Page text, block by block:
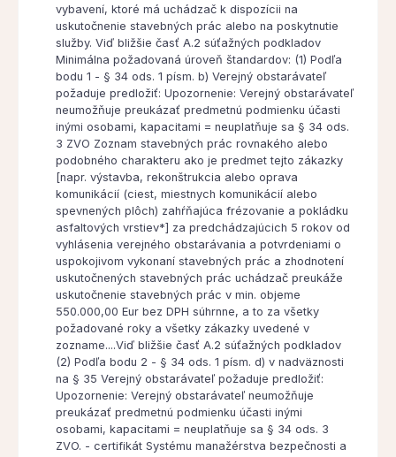
vybavení, ktoré má uchádzač k dispozícii na
uskutočnenie stavebných prác alebo na poskytnutie
služby. Viď bližšie časť A.2 súťažných podkladov
Minimálna požadovaná úroveň štandardov: (1) Podľa
bodu 1 - § 34 ods. 1 písm. b) Verejný obstarávateľ
požaduje predložiť: Upozornenie: Verejný obstarávateľ
neumožňuje preukázať predmetnú podmienku účasti
inými osobami, kapacitami = neuplatňuje sa § 34 ods.
3 ZVO Zoznam stavebných prác rovnakého alebo
podobného charakteru ako je predmet tejto zákazky
[napr. výstavba, rekonštrukcia alebo oprava
komunikácií (ciest, miestnych komunikácií alebo
spevnených plôch) zahŕňajúca frézovanie a pokládku
asfaltových vrstiev*] za predchádzajúcich 5 rokov od
vyhlásenia verejného obstarávania a potvrdeniami o
uspokojivom vykonaní stavebných prác a zhodnotení
uskutočnených stavebných prác uchádzač preukáže
uskutočnenie stavebných prác v min. objeme
550.000,00 Eur bez DPH súhrnne, a to za všetky
požadované roky a všetky zákazky uvedené v
zozname....Viď bližšie časť A.2 súťažných podkladov
(2) Podľa bodu 2 - § 34 ods. 1 písm. d) v nadväznosti
na § 35 Verejný obstarávateľ požaduje predložiť:
Upozornenie: Verejný obstarávateľ neumožňuje
preukázať predmetnú podmienku účasti inými
osobami, kapacitami = neuplatňuje sa § 34 ods. 3
ZVO. - certifikát Systému manažérstva bezpečnosti a